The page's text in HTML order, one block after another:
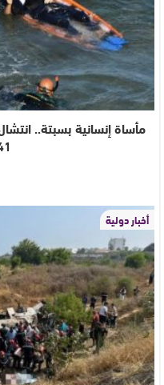
مأساة إنسانية بسبتة..
41
أخبار دولية